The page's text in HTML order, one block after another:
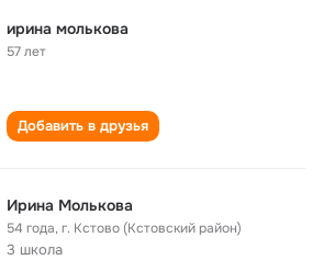
ирина молькова
57 лет
Добавить в друзья
Ирина Молькова
54 года,г. Кстово (Кстовский район)
3 школа